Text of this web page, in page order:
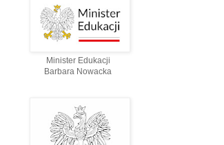
Minister Edukacji
Barbara Nowacka